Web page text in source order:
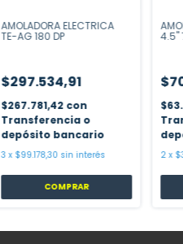
AMOLADORA ELECTRICA
TE-AG 180 DP
$297.534,91
$267.781,42 con
Transferencia o
depósito bancario
3 x $99.178,30 sin interés
COMPRAR
4.5"
2 x